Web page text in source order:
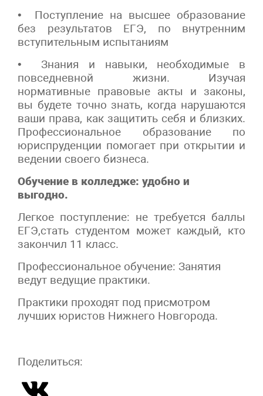
• Поступление на высшее образование
без результатов ЕГЭ, по внутренним
вступительным испытаниям
• Знания и навыки, необходимые в
повседневной жизни. Изучая
нормативные правовые акты и законы,
вы будете точно знать, когда нарушаются
ваши права, как защитить себя и близких.
Профессиональное образование по
юриспруденции помогает при открытии и
ведении своего бизнеса.
Обучение в колледже: удобно и
выгодно.
Легкое поступление: не требуется баллы
ЕГЭ,стать студентом может каждый, кто
закончил 11 класс.
Профессиональное обучение: Занятия
ведут ведущие практики.
Практики проходят под присмотром
лучших юристов Нижнего Новгорода.
Поделиться: